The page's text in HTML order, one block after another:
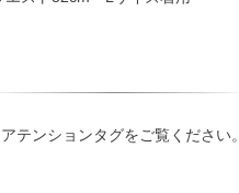
テンションタグをご覧ください。